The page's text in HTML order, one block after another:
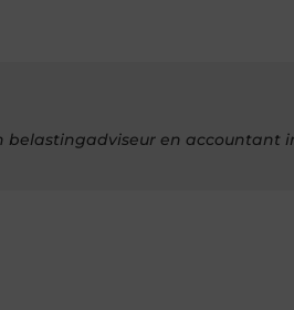
belastingadviseur en